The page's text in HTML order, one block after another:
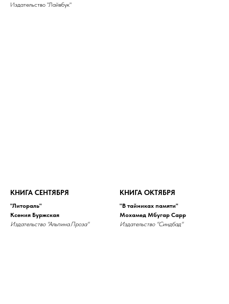
Издательство "Лайвбук"
КНИГА СЕНТЯБРЯ
"Литораль"
Ксения Буржская
Издательство "Альпина.Проза"
КНИГА ОКТЯБРЯ
"В тайниках памяти"
Мохамед Мбугар Сарр
Издательство "Синдбад"